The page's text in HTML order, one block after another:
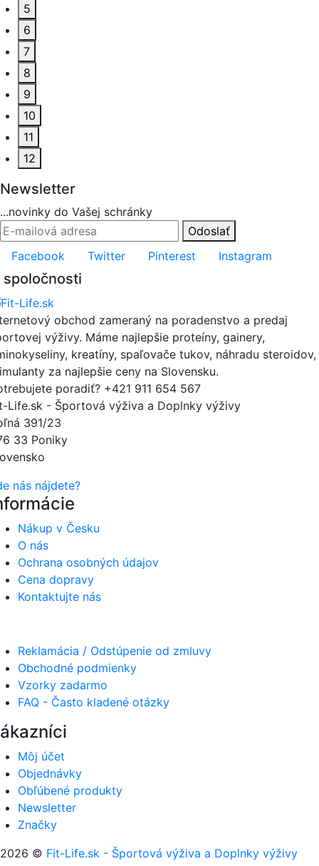
5
6
7
8
9
10
11
12
Newsletter
...novinky do Vašej schránky
Odoslať
Facebook
Twitter Pinterest Instagram
spoločnosti
obchod zameraný na poradenstvo a predaj
výživy. Máme najlepšie proteíny, gainery,
kreatíny, spaľovače tukov, náhradu steroidov,
za najlepšie ceny na Slovensku.
poradiť? +421 911 654 567
Life.sk - Športová výživa a Doplnky výživy
391/23
33 Poniky
nás nájdete?
Nákup v Česku
O nás
Ochrana osobných údajov
Cena dopravy
Kontaktujte nás
Reklamácia / Odstúpenie od zmluvy
Obchodné podmienky
Vzorky zadarmo
FAQ - Často kladené otázky
Môj účet
Objednávky
Obľúbené produkty
Newsletter
Značky
2026 © Fit-Life.sk - Športová výživa a Doplnky výživy